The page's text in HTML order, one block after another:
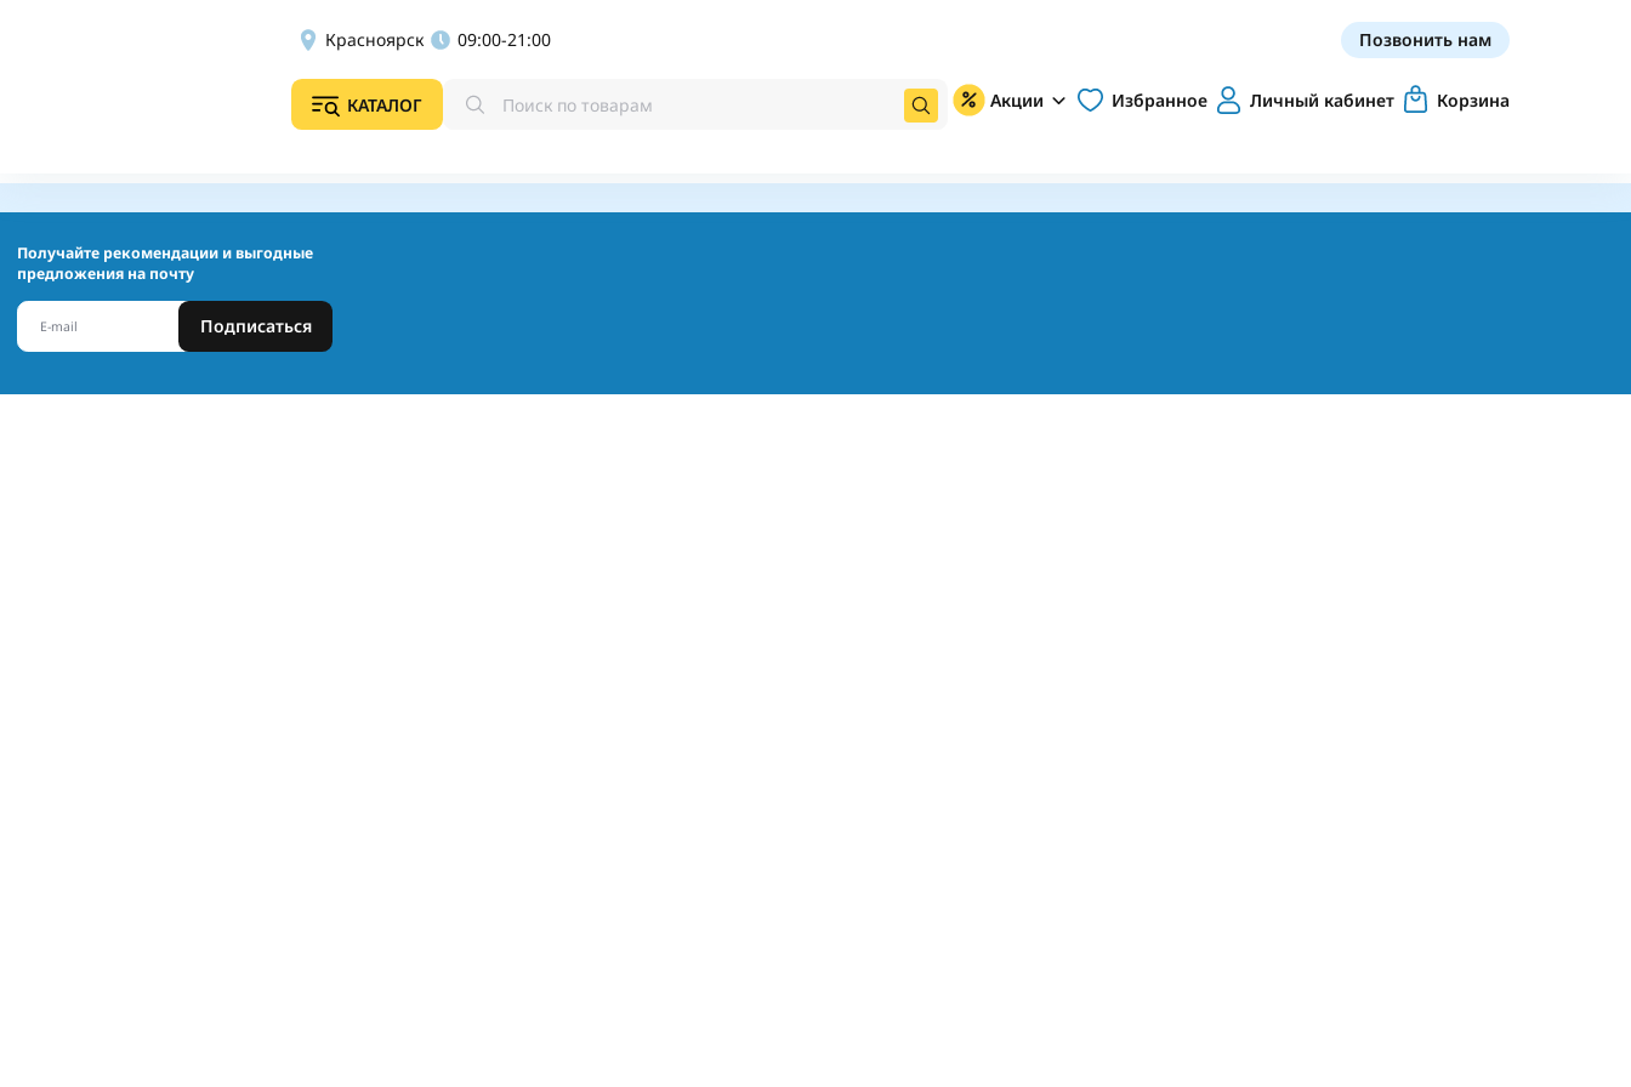
Красноярск 09:00-21:00 Позвонить нам
КАТАЛОГ Акции Избранное Личный кабинет Корзина
Получайте рекомендации и выгодные
предложения на почту
Подписаться